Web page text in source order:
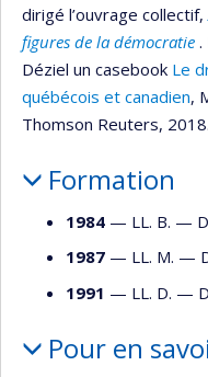
dirigé l’ouvrage collectif,
figures de la démocratie .
Déziel un casebook Le
québécois et canadien,
Thomson Reuters, 2018.
Formation
1984 — LL. B. —
1987 — LL. M. —
1991 — LL. D. —
Pour en